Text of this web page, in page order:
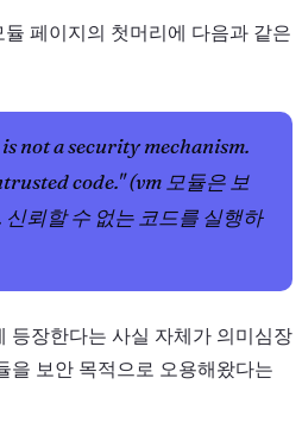
듈 페이지의 첫머리에 다음과 같은
not a security mechanism.
code." (vm 모듈은 보
뢰할 수 없는 코드를 실행하
등장한다는 사실 자체가 의미심장
을 보안 목적으로 오용해왔다는